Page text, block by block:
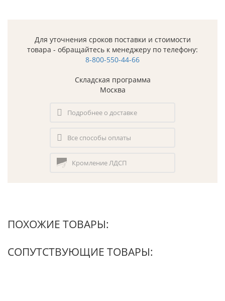
Для уточнения сроков поставки и стоимости
товара - обращайтесь к менеджеру по телефону:
8-800-550-44-66
Складская программа
Москва
Подробнее о доставке
Все способы оплаты
Кромление ЛДСП
ПОХОЖИЕ ТОВАРЫ:
СОПУТСТВУЮЩИЕ ТОВАРЫ: